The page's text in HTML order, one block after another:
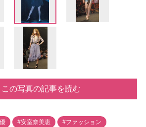
この写真の記事を読む
#安室奈美恵 #ファッション